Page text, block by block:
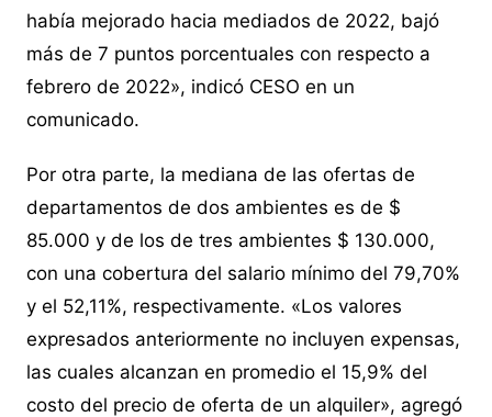
había mejorado hacia mediados de 2022, bajó
más de 7 puntos porcentuales con respecto a
febrero de 2022», indicó CESO en un
comunicado.
Por otra parte, la mediana de las ofertas de
departamentos de dos ambientes es de $
85.000 y de los de tres ambientes $ 130.000,
con una cobertura del salario mínimo del 79,70%
y el 52,11%, respectivamente. «Los valores
expresados anteriormente no incluyen expensas,
las cuales alcanzan en promedio el 15,9% del
costo del precio de oferta de un alquiler», agregó